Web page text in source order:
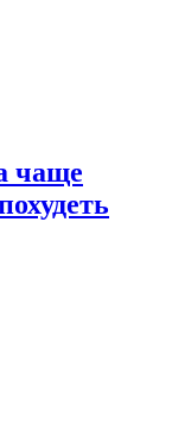
чаще